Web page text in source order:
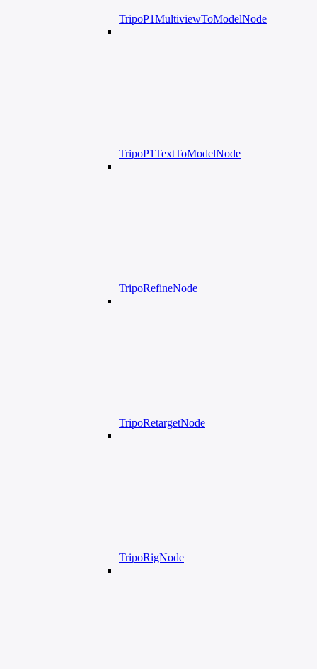
TripoP1MultiviewToModelNode
TripoP1TextToModelNode
TripoRefineNode
TripoRetargetNode
TripoRigNode